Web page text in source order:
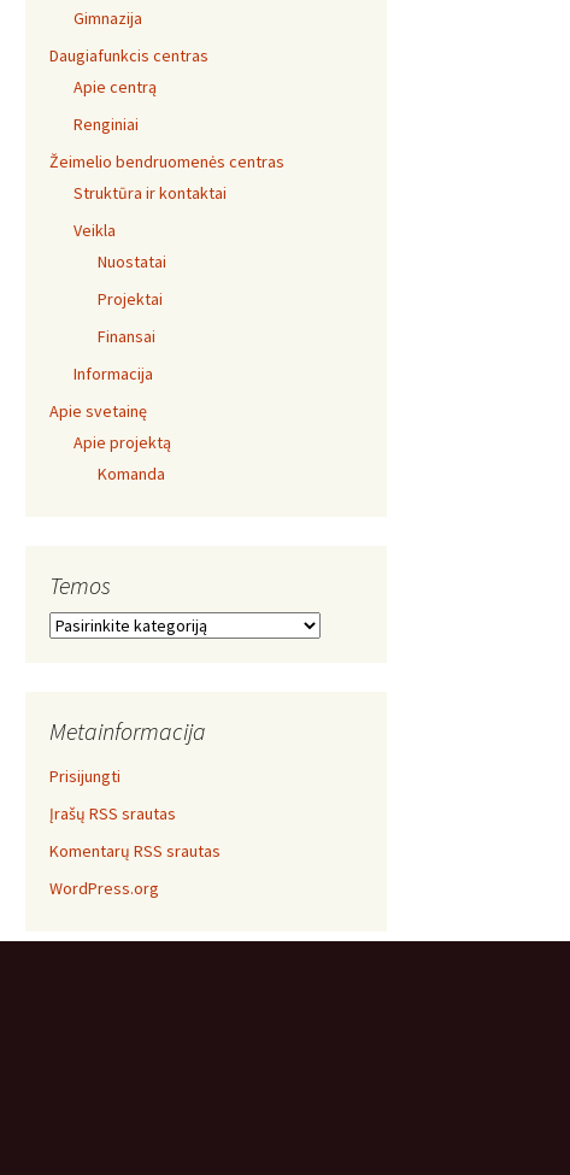
Gimnazija
Daugiafunkcis centras
Apie centrą
Renginiai
Žeimelio bendruomenės centras
Struktūra ir kontaktai
Veikla
Nuostatai
Projektai
Finansai
Informacija
Apie svetainę
Apie projektą
Komanda
Temos
Temos
Metainformacija
Prisijungti
Įrašų RSS srautas
Komentarų RSS srautas
WordPress.org